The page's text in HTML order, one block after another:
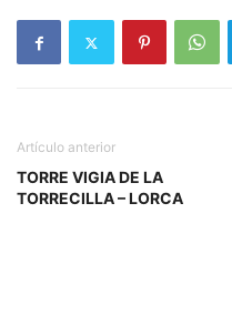
Artículo anterior
TORRE VIGIA DE LA
TORRECILLA – LORCA